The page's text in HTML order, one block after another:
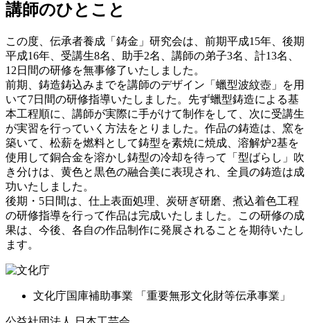
講師のひとこと
この度、伝承者養成「鋳金」研究会は、前期平成15年、後期
平成16年、受講生8名、助手2名、講師の弟子3名、計13名、
12日間の研修を無事修了いたしました。
前期、鋳造鋳込みまでを講師のデザイン「蠟型波紋壺」を用
いて7日間の研修指導いたしました。先ず蠟型鋳造による基
本工程順に、講師が実際に手がけて制作をして、次に受講生
が実習を行っていく方法をとりました。作品の鋳造は、窯を
築いて、松薪を燃料として鋳型を素焼に焼成、溶解炉2基を
使用して銅合金を溶かし鋳型の冷却を待って「型ばらし」吹
き分けは、黄色と黒色の融合美に表現され、全員の鋳造は成
功いたしました。
後期・5日間は、仕上表面処理、炭研ぎ研磨、煮込着色工程
の研修指導を行って作品は完成いたしました。この研修の成
果は、今後、各自の作品制作に発展されることを期待いたし
ます。
文化庁国庫補助事業 「重要無形文化財等伝承事業」